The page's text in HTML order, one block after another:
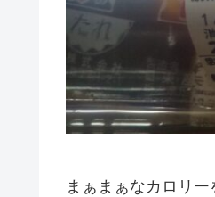
まぁまぁなカロリ